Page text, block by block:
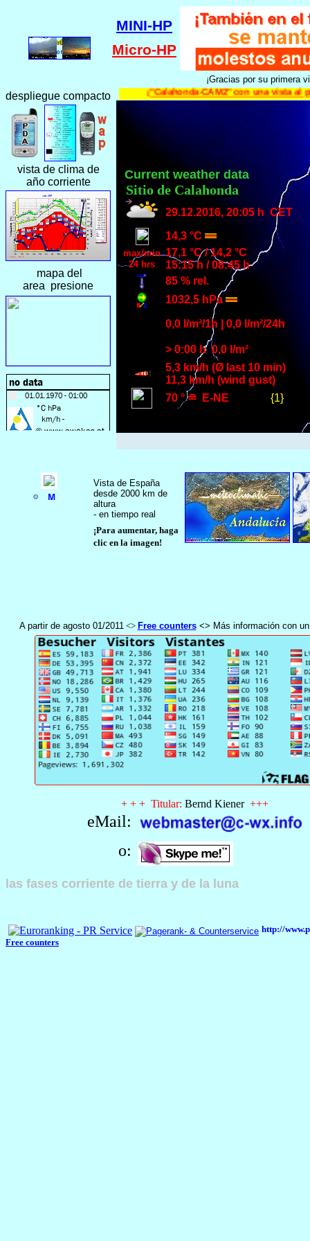
MINI-HP
Micro-HP
¡Gracias por su primera
despliegue compacto
vista de clima de
año corriente
mapa del
area presione
¡"Calahonda-CAM2" con una vista al
Vista de España
desde 2000 km de
altura
- en tiempo real
¡Para aumentar, haga
clic en la imagen!
A partir de agosto 01/2011<> Free counters <> Más información con
+ + + Titular: Bernd Kiener +++
eMail:
o:
las fases corriente de tierra y de la luna
Free counters